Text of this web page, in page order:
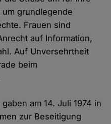
grundlegende
Frauen sind
auf Information,
Auf Unversehrtheit
beim
am 14. Juli 1974 in
zur Beseitigung